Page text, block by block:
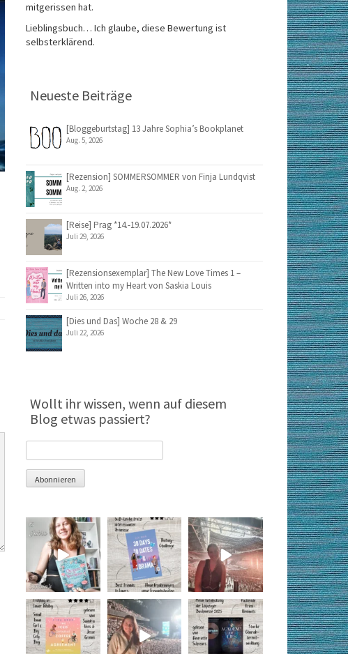
mitgerissen hat.
Lieblingsbuch… Ich glaube, diese Bewertung ist
selbsterklärend.
Neueste Beiträge
[Bloggeburtstag] 13 Jahre Sophia’s Bookplanet
Aug. 5, 2026
[Rezension] SOMMERSOMMER von Finja Lundqvist
Aug. 2, 2026
[Reise] Prag *14.-19.07.2026*
Juli 29, 2026
[Rezensionsexemplar] The New Love Times 1 –
Written into my Heart von Saskia Louis
Juli 26, 2026
[Dies und Das] Woche 28 & 29
Juli 22, 2026
Wollt ihr wissen, wenn auf diesem
Blog etwas passiert?